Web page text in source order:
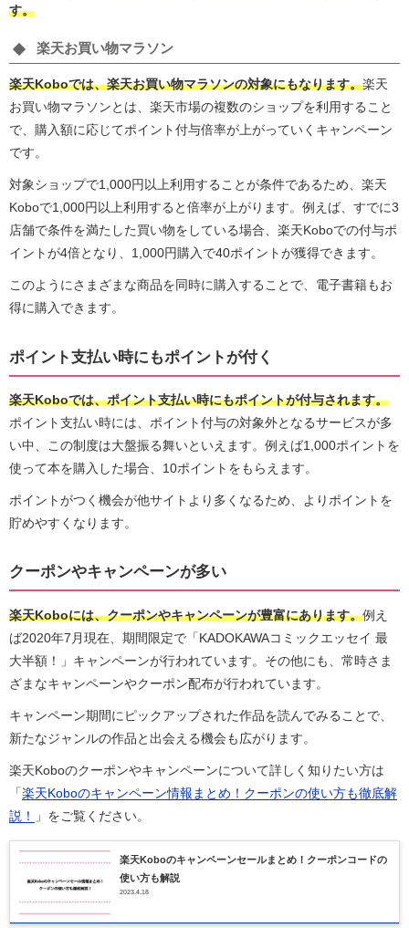
す。
楽天お買い物マラソン
楽天Koboでは、楽天お買い物マラソンの対象にもなります。楽天
お買い物マラソンとは、楽天市場の複数のショップを利用すること
で、購入額に応じてポイント付与倍率が上がっていくキャンペーン
です。
対象ショップで1,000円以上利用することが条件であるため、楽天
Koboで1,000円以上利用すると倍率が上がります。例えば、すでに3
店舗で条件を満たした買い物をしている場合、楽天Koboでの付与ポ
イントが4倍となり、1,000円購入で40ポイントが獲得できます。
このようにさまざまな商品を同時に購入することで、電子書籍もお
得に購入できます。
ポイント支払い時にもポイントが付く
楽天Koboでは、ポイント支払い時にもポイントが付与されます。
ポイント支払い時には、ポイント付与の対象外となるサービスが多
い中、この制度は大盤振る舞いといえます。例えば1,000ポイントを
使って本を購入した場合、10ポイントをもらえます。
ポイントがつく機会が他サイトより多くなるため、よりポイントを
貯めやすくなります。
クーポンやキャンペーンが多い
楽天Koboには、クーポンやキャンペーンが豊富にあります。例え
ば2020年7月現在、期間限定で「KADOKAWAコミックエッセイ 最
大半額！」キャンペーンが行われています。その他にも、常時さま
ざまなキャンペーンやクーポン配布が行われています。
キャンペーン期間にピックアップされた作品を読んでみることで、
新たなジャンルの作品と出会える機会も広がります。
楽天Koboのクーポンやキャンペーンについて詳しく知りたい方は
「楽天Koboのキャンペーン情報まとめ！クーポンの使い方も徹底解
説！
」をご覧ください。
楽天Koboのキャンペーンセールまとめ！クーポンコードの
使い方も解説
2023.4.18